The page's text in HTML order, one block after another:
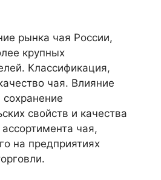
рынка чая России,
крупных
Классификация,
чая. Влияние
сохранение
свойств и качества
чая,
на предприятиях